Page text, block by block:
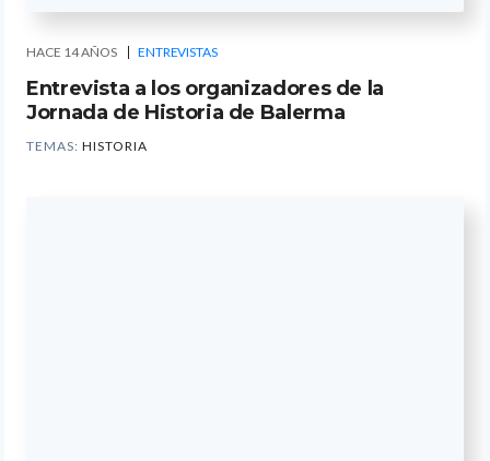
HACE 14 AÑOS ENTREVISTAS
Entrevista a los organizadores de la
Jornada de Historia de Balerma
TEMAS: HISTORIA